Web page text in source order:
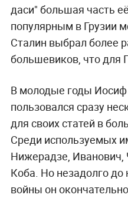
даси" большая часть
популярным в Грузии
Сталин выбрал более
большевиков, что для
В молодые годы
пользовался сразу
для своих статей в
Среди используемых
Нижерадзе,
Коба. Но незадолго
войны он